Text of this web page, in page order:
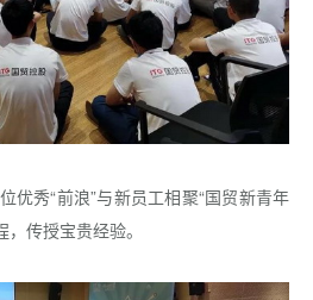
优秀“前浪”与新员工相聚“国贸新青年
传授宝贵经验。